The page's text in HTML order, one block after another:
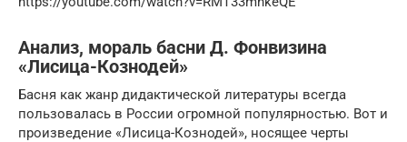
Анализ, мораль басни Д. Фонвизина
«Лисица-Кознодей»
Басня как жанр дидактической литературы всегда
пользовалась в России огромной популярностью. Вот и
произведение «Лисица-Кознодей», носящее черты